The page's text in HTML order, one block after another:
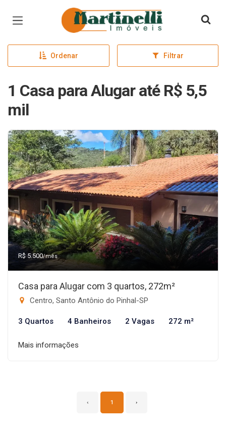
Página inicial
Ordenar Filtrar
1 Casa para Alugar até R$ 5,5
mil
R$ 5.500/mês
Casa para Alugar com 3 quartos, 272m²
Centro, Santo Antônio do Pinhal-SP
3 Quartos 4 Banheiros 2 Vagas 272 m²
Mais informações
‹ 1 ›